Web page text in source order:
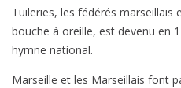
Tuileries, les fédérés marseillais
bouche à oreille, est devenu en
hymne national.
Marseille et les Marseillais font